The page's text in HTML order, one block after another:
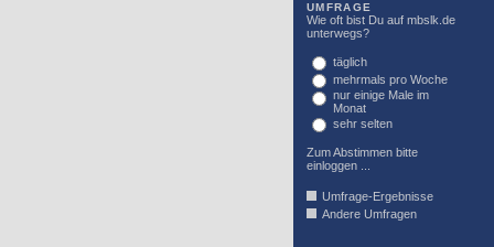
UMFRAGE
Wie oft bist Du auf mbslk.de
unterwegs?
täglich
mehrmals pro Woche
nur einige Male im
Monat
sehr selten
Zum Abstimmen bitte
einloggen ...
Umfrage-Ergebnisse
Andere Umfragen